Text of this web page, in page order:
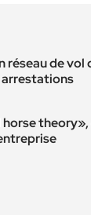
réseau de vol
arrestations
horse